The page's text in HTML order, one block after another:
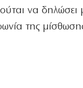
να δηλώσει
της μίσθωσης